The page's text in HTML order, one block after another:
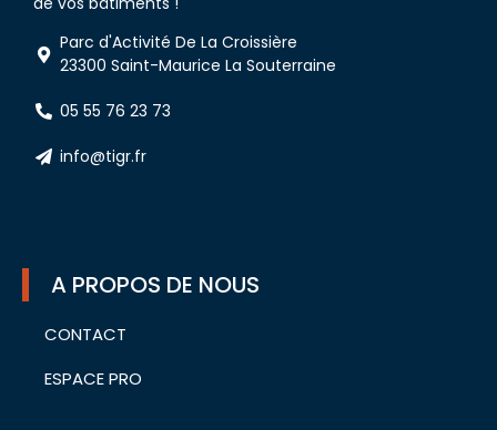
Parc d'Activité De La Croissière
23300 Saint-Maurice La Souterraine
05 55 76 23 73
info@tigr.fr
A PROPOS DE NOUS
CONTACT
ESPACE PRO